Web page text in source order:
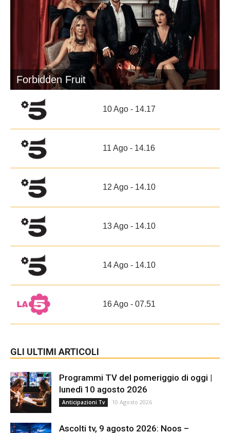
Forbidden Fruit
10 Ago - 14.17
11 Ago - 14.16
12 Ago - 14.10
13 Ago - 14.10
14 Ago - 14.10
16 Ago - 07.51
GLI ULTIMI ARTICOLI
Programmi TV del pomeriggio di oggi |
lunedì 10 agosto 2026
Anticipazioni Tv 10 Agosto 2026
Ascolti tv, 9 agosto 2026: Noos –